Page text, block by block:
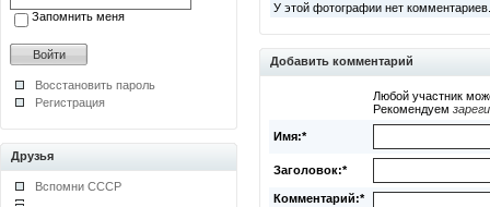
Запомнить меня
Восстановить пароль
Регистрация
Друзья
Вспомни СССР
У этой фотографии нет комментариев.
Добавить комментарий
Любой участник
Рекомендуем
Имя:*
Заголовок:*
Комментарий:*